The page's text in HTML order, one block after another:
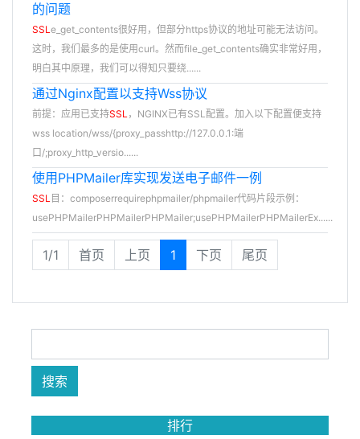
的问题
SSLe_get_contents很好用，但部分https协议的地址可能无法访问。
这时，我们最多的是使用curl。然而file_get_contents确实非常好用，
明白其中原理，我们可以得知只要绕......
通过Nginx配置以支持Wss协议
前提：应用已支持SSL，NGINX已有SSL配置。加入以下配置便支持
wss location/wss/{proxy_passhttp://127.0.0.1:端
口/;proxy_http_versio......
使用PHPMailer库实现发送电子邮件一例
SSL 目：composerrequirephpmailer/phpmailer代码片段示例：
usePHPMailerPHPMailerPHPMailer;usePHPMailerPHPMailerEx......
1/1 首页 上页 1 下页 尾页
排行